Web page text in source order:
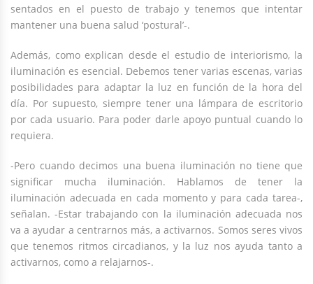
sentados en el puesto de trabajo y tenemos que intentar
mantener una buena salud ‘postural’-.
Además, como explican desde el estudio de interiorismo, la
iluminación es esencial. Debemos tener varias escenas, varias
posibilidades para adaptar la luz en función de la hora del
día. Por supuesto, siempre tener una lámpara de escritorio
por cada usuario. Para poder darle apoyo puntual cuando lo
requiera.
-Pero cuando decimos una buena iluminación no tiene que
significar mucha iluminación. Hablamos de tener la
iluminación adecuada en cada momento y para cada tarea-,
señalan. -Estar trabajando con la iluminación adecuada nos
va a ayudar a centrarnos más, a activarnos. Somos seres vivos
que tenemos ritmos circadianos, y la luz nos ayuda tanto a
activarnos, como a relajarnos-.